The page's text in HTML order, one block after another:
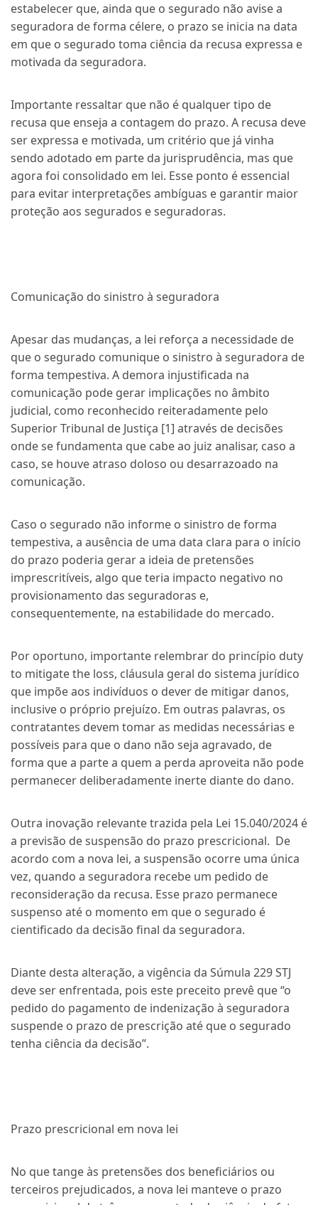
estabelecer que, ainda que o segurado não avise a
seguradora de forma célere, o prazo se inicia na data
em que o segurado toma ciência da recusa expressa e
motivada da seguradora.
Importante ressaltar que não é qualquer tipo de
recusa que enseja a contagem do prazo. A recusa deve
ser expressa e motivada, um critério que já vinha
sendo adotado em parte da jurisprudência, mas que
agora foi consolidado em lei. Esse ponto é essencial
para evitar interpretações ambíguas e garantir maior
proteção aos segurados e seguradoras.
Comunicação do sinistro à seguradora
Apesar das mudanças, a lei reforça a necessidade de
que o segurado comunique o sinistro à seguradora de
forma tempestiva. A demora injustificada na
comunicação pode gerar implicações no âmbito
judicial, como reconhecido reiteradamente pelo
Superior Tribunal de Justiça [1] através de decisões
onde se fundamenta que cabe ao juiz analisar, caso a
caso, se houve atraso doloso ou desarrazoado na
comunicação.
Caso o segurado não informe o sinistro de forma
tempestiva, a ausência de uma data clara para o início
do prazo poderia gerar a ideia de pretensões
imprescritíveis, algo que teria impacto negativo no
provisionamento das seguradoras e,
consequentemente, na estabilidade do mercado.
Por oportuno, importante relembrar do princípio duty
to mitigate the loss, cláusula geral do sistema jurídico
que impõe aos indivíduos o dever de mitigar danos,
inclusive o próprio prejuízo. Em outras palavras, os
contratantes devem tomar as medidas necessárias e
possíveis para que o dano não seja agravado, de
forma que a parte a quem a perda aproveita não pode
permanecer deliberadamente inerte diante do dano.
Outra inovação relevante trazida pela Lei 15.040/2024 é
a previsão de suspensão do prazo prescricional. De
acordo com a nova lei, a suspensão ocorre uma única
vez, quando a seguradora recebe um pedido de
reconsideração da recusa. Esse prazo permanece
suspenso até o momento em que o segurado é
cientificado da decisão final da seguradora.
Diante desta alteração, a vigência da Súmula 229 STJ
deve ser enfrentada, pois este preceito prevê que “o
pedido do pagamento de indenização à seguradora
suspende o prazo de prescrição até que o segurado
tenha ciência da decisão”.
Prazo prescricional em nova lei
No que tange às pretensões dos beneficiários ou
terceiros prejudicados, a nova lei manteve o prazo